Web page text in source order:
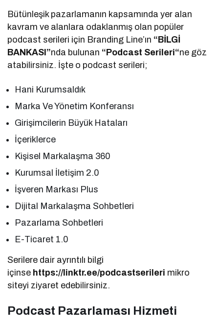
Bütünleşik pazarlamanın kapsamında yer alan
kavram ve alanlara odaklanmış olan popüler
podcast serileri için Branding Line’ın “BİLGİ
BANKASI”nda bulunan “Podcast Serileri“ne göz
atabilirsiniz. İşte o podcast serileri;
Hani Kurumsaldık
Marka Ve Yönetim Konferansı
Girişimcilerin Büyük Hataları
İçeriklerce
Kişisel Markalaşma 360
Kurumsal İletişim 2.0
İşveren Markası Plus
Dijital Markalaşma Sohbetleri
Pazarlama Sohbetleri
E-Ticaret 1.0
Serilere dair ayrıntılı bilgi
içinse https://linktr.ee/podcastserileri mikro
siteyi ziyaret edebilirsiniz.
Podcast Pazarlaması Hizmeti